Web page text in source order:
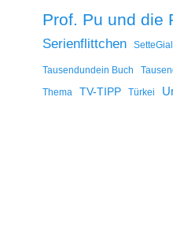
Prof. Pu und die
Serienflittchen
Tausendundein Buch
Thema TV-TIPP Türkei